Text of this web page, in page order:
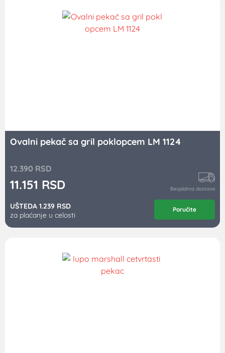
Ovalni pekač sa gril poklopcem LM 1124
12.390 RSD
11.151 RSD Besplatna dostava
UŠTEDA 1.239 RSD
za plaćanje u celosti
Poručite